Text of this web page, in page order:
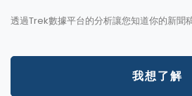
透過Trek數據平台的分析讓您知道你的新聞
我想了解